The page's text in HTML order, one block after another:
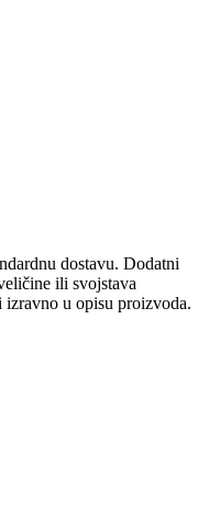
​​dostavu. Dodatni
ili svojstava
izravno u opisu proizvoda.